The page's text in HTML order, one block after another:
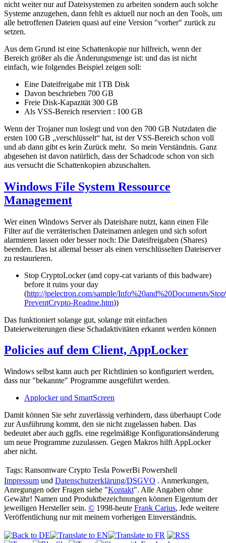
nicht weiter nur auf Dateisystemen zu arbeiten sondern auch solche
Systeme anzugehen, dann fehlt es aktuell nur noch an den Tools, um
alle betroffenen Dateien quasi auf eine Version "vorher" zurück zu
setzen.
Aus dem Grund ist eine Schattenkopie nur hilfreich, wenn der
Bereich größer als die Änderungsmenge ist: und das ist nicht
einfach, wie folgendes Beispiel zeigen soll:
Eine Dateifreigabe mit 1TB Disk
Davon beschrieben 700 GB
Freie Disk-Kapazität 300 GB
Als VSS-Bereich reserviert : 100 GB
Wenn der Trojaner nun loslegt und von den 700 GB Nutzdaten die
ersten 100 GB „verschlüsselt“ hat, ist der VSS-Bereich schon voll
und ab dann gibt es kein Zurück mehr. So mein Verständnis. Ganz
abgesehen ist davon natürlich, dass der Schadcode schon von sich
aus versucht die Schattenkopien abzuschalten.
Windows File System Ressource
Management
Wer einen Windows Server als Dateishare nutzt, kann einen File
Filter auf die verräterischen Dateinamen anlegen und sich sofort
alarmieren lassen oder besser noch: Die Dateifreigaben (Shares)
beenden. Das ist allemal besser als einen verschlüsselten Dateiserver
zu restaurieren.
Stop CryptoLocker (and copy-cat variants of this badware)
before it ruins your day
(http://jpelectron.com/sample/Info%20and%20Documents/
PreventCrypto-Readme.htm))
Das funktioniert solange gut, solange mit einfachen
Dateierweiterungen diese Schadaktivitäten erkannt werden können
Policies auf dem Client, AppLocker
Windows selbst kann auch per Richtlinien so konfiguriert werden,
dass nur "bekannte" Programme ausgeführt werden.
Applocker und SmartScreen
Damit können Sie sehr zuverlässig verhindern, dass überhaupt Code
zur Ausführung kommt, den sie nicht zugelassen haben. Das
bedeutet aber auch ggfls. eine regelmäßige Konfigurationsänderung
um neue Programme zuzulassen. Gegen Makros hilft AppLocker
aber nicht.
Tags: Ransomware Crypto Tesla PowerBi Powershell
Impressum und Datenschutzerklärung/DSGVO . Anmerkungen,
Anregungen oder Fragen siehe "Kontakt". Alle Angaben ohne
Gewähr! Namen und Produktbezeichnungen können Eigentum der
jeweiligen Hersteller sein. © 1998-heute Frank Carius, Jede weitere
Veröffentlichung nur mit meinem vorherigen Einverständnis.